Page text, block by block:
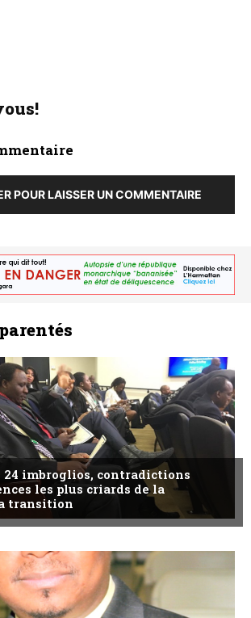
POUR LAISSER UN COMMENTAIRE
24 imbroglios, contradictions
les plus criards de la
transition